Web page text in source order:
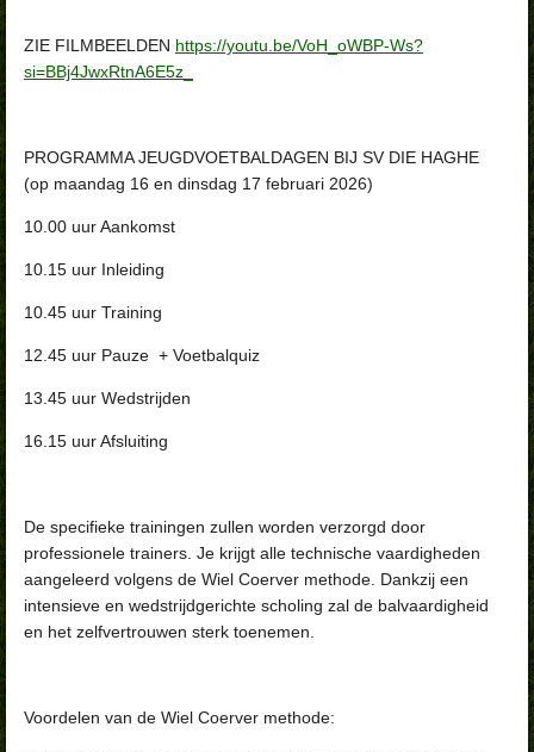
ZIE FILMBEELDEN https://youtu.be/VoH_oWBP-Ws?
si=BBj4JwxRtnA6E5z_
PROGRAMMA JEUGDVOETBALDAGEN BIJ SV DIE HAGHE
(op maandag 16 en dinsdag 17 februari 2026)
10.00 uur Aankomst
10.15 uur Inleiding
10.45 uur Training
12.45 uur Pauze + Voetbalquiz
13.45 uur Wedstrijden
16.15 uur Afsluiting
De specifieke trainingen zullen worden verzorgd door
professionele trainers. Je krijgt alle technische vaardigheden
aangeleerd volgens de Wiel Coerver methode. Dankzij een
intensieve en wedstrijdgerichte scholing zal de balvaardigheid
en het zelfvertrouwen sterk toenemen.
Voordelen van de Wiel Coerver methode: